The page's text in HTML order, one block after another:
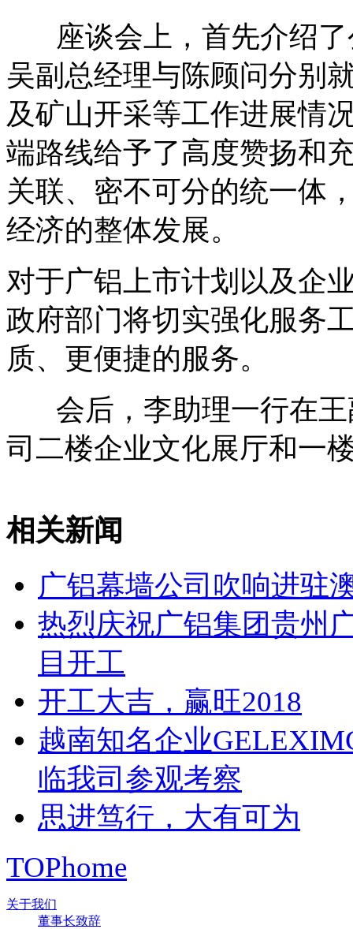
座谈会上，首先介绍了
吴副总经理与陈顾问分别
及矿山开采等工作进展情
端路线给予了高度赞扬和
关联、密不可分的统一体
经济的整体发展。
对于广铝上市计划以及企
政府部门将切实强化服务
质、更便捷的服务。
会后，李助理一行在王
司二楼企业文化展厅和一
相关新闻
广铝幕墙公司吹响进驻
热烈庆祝广铝集团贵州
目开工
开工大吉，赢旺2018
越南知名企业
临我司参观考察
思进笃行，大有可为
TOPhome
关于我们
董事长致辞